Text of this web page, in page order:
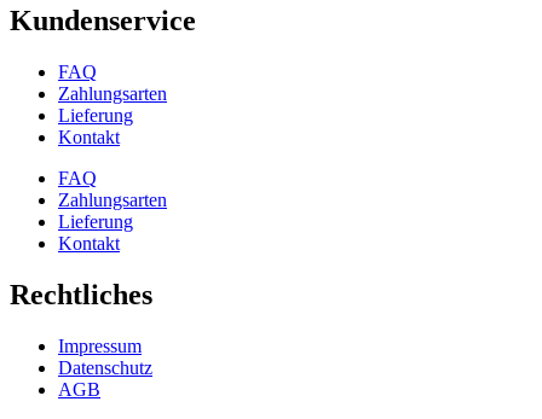
Kundenservice
FAQ
Zahlungsarten
Lieferung
Kontakt
FAQ
Zahlungsarten
Lieferung
Kontakt
Rechtliches
Impressum
Datenschutz
AGB